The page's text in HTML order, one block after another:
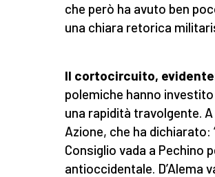
che però ha avuto ben
una chiara retorica
Il cortocircuito,
polemiche hanno
una rapidità travolgente.
Azione, che ha dichiarato:
Consiglio vada a Pechino
antioccidentale. D’Alema